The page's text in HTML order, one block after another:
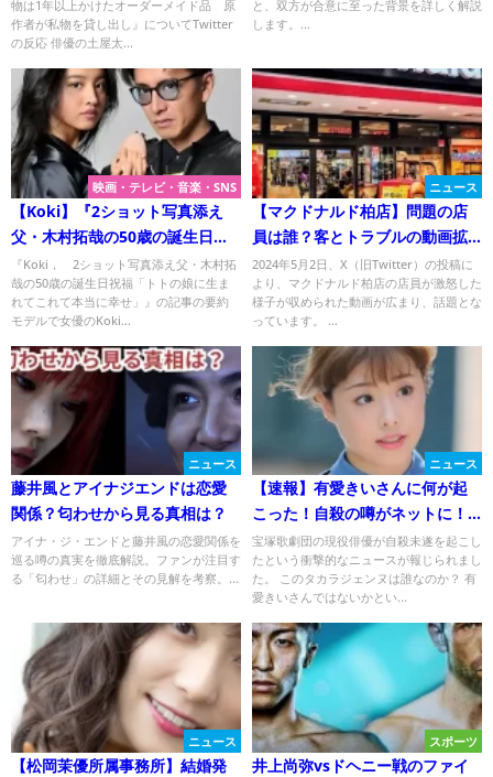
を貸し出し』についてTwitterの
反応
物は1年以上かけたオーダーメイド品 原
作者が私物を貸し出し』についてTwitter
の反応 俳優の土屋太...
と、双方が合意に至った背景を詳しく解説
します。...
映画・テレビ・音楽・SNS
【Koki】『2ショット写真添え
父・木村拓哉の50歳の誕生日祝
福「トトの娘に生まれてこれて
本当に幸せ」』についてTwitter
の反応
『Koki， 2ショット写真添え父・木村拓
哉の50歳の誕生日祝福「トトの娘に生ま
れてこれて本当に幸せ」』の記事の要約
モデルで女優のKoki...
ニュース
【マクドナルド柏店】問題の店
員は誰？客とトラブルの動画拡
散で大炎上中！
2024年5月2日、X（旧Twitter）の投稿に
より、マクドナルド柏店の店員が激怒した
様子が収められた動画が広まり、話題とな
っています。 ...
ニュース
藤井風とアイナジエンドは恋愛
関係？匂わせから見る真相は？
アイナ・ジ・エンドと藤井風の恋愛関係を
巡る噂の真実を徹底解説。ファンが注目す
る「匂わせ」の詳細とその見解を考察。...
ニュース
【速報】有愛きいさんに何が起
こった！自殺の噂がネットに！
真相公表待たれる！
宝塚歌劇団の現役俳優が自殺未遂を起こし
たという衝撃的なニュースが報じられまし
た。 このタカラジェンヌは誰なのか？ 有
愛きいさんではないかとい...
ニュース
【松岡茉優所属事務所】結婚発
スポーツ
井上尚弥vsドヘニー戦のファイ